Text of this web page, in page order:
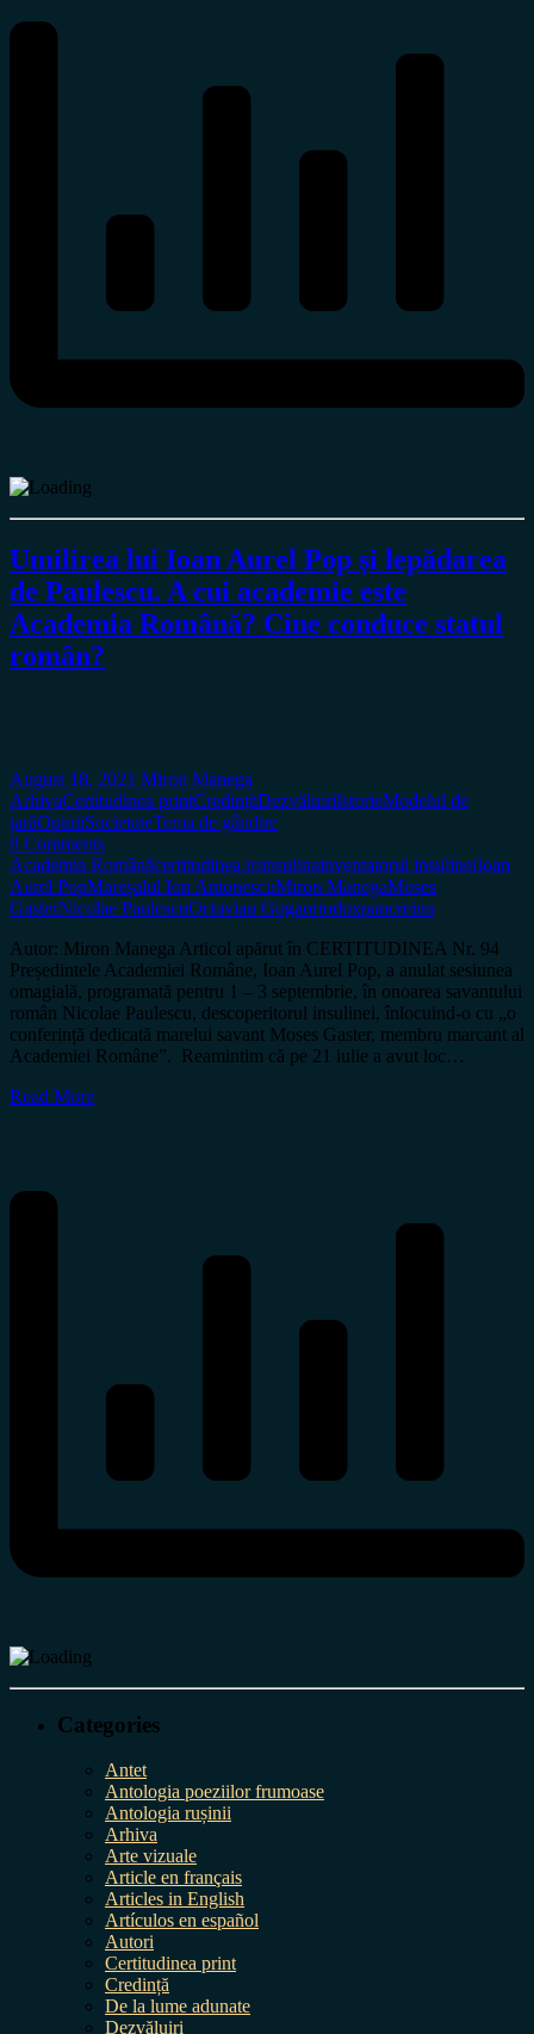
Umilirea lui Ioan Aurel Pop și lepădarea
de Paulescu. A cui academie este
Academia Română? Cine conduce statul
român?
August 18, 2021 Miron Manega
ArhivaCertitudinea printCredințăDezvăluiriIstorieModelul de
țarăOpiniiSocietateTema de gândire
8 Comments
Academia Românăcertitudinea.roinsulinainventatorul insulineiIoan
Aurel PopMareșalul Ion AntonescuMiron ManegaMoses
GasterNicolae PaulescuOctavian Gogaortodoxpancreina
Autor: Miron Manega Articol apărut în CERTITUDINEA Nr. 94
Președintele Academiei Române, Ioan Aurel Pop, a anulat sesiunea
omagială, programată pentru 1 – 3 septembrie, în onoarea savantului
român Nicolae Paulescu, descoperitorul insulinei, înlocuind-o cu „o
conferință dedicată marelui savant Moses Gaster, membru marcant al
Academiei Române”. Reamintim că pe 21 iulie a avut loc…
Read More
Categories
Antet
Antologia poeziilor frumoase
Antologia rușinii
Arhiva
Arte vizuale
Article en français
Articles in English
Artículos en español
Autori
Certitudinea print
Credință
De la lume adunate
Dezvăluiri